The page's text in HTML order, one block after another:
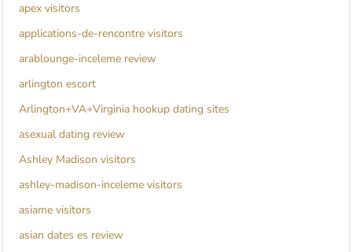
apex visitors
applications-de-rencontre visitors
arablounge-inceleme review
arlington escort
Arlington+VA+Virginia hookup dating sites
asexual dating review
Ashley Madison visitors
ashley-madison-inceleme visitors
asiame visitors
asian dates es review